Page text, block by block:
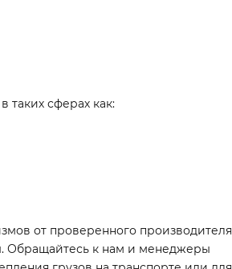
таких сферах как:
от проверенного производителя
Обращайтесь к нам и менеджеры